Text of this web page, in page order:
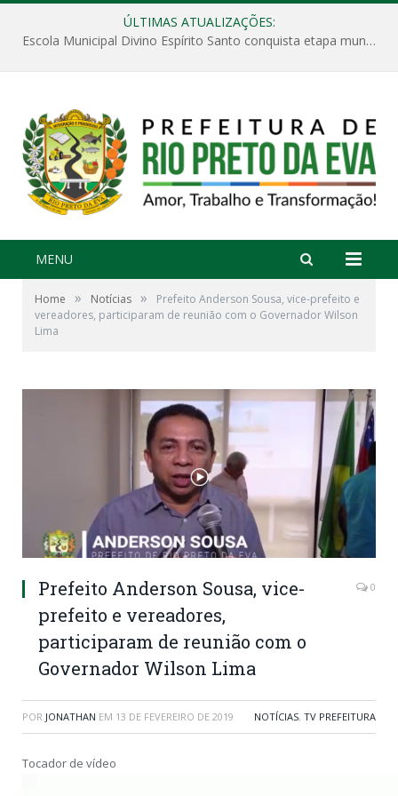
ÚLTIMAS ATUALIZAÇÕES:
Escola Municipal Divino Espírito Santo conquista etapa municipal da V Feira Amazonense de Matemática
MENU
Home » Notícias »
Prefeito Anderson Sousa, vice-prefeito e
vereadores, participaram de reunião com o Governador Wilson
Lima
Prefeito Anderson Sousa, vice-
prefeito e vereadores,
participaram de reunião com o
Governador Wilson Lima
0
POR JONATHAN EM 13 DE FEVEREIRO DE 2019 NOTÍCIAS, TV PREFEITURA
Tocador de vídeo